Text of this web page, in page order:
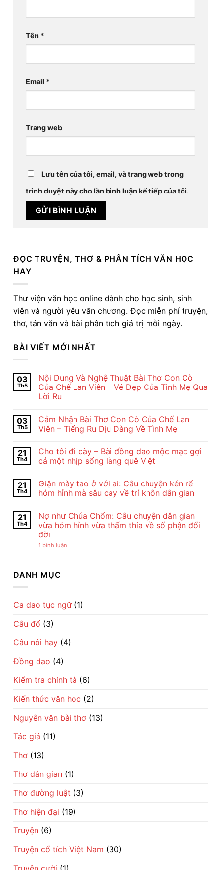
Tên *
Email *
Trang web
Lưu tên của tôi, email, và trang web trong
trình duyệt này cho lần bình luận kế tiếp của tôi.
ĐỌC TRUYỆN, THƠ & PHÂN TÍCH VĂN HỌC
HAY
Thư viện văn học online dành cho học sinh, sinh
viên và người yêu văn chương. Đọc miễn phí truyện,
thơ, tản văn và bài phân tích giá trị mỗi ngày.
BÀI VIẾT MỚI NHẤT
03
Th5
Nội Dung Và Nghệ Thuật Bài Thơ Con Cò
Của Chế Lan Viên – Vẻ Đẹp Của Tình Mẹ Qua
Lời Ru
bình
luận
ở
Và
Nghệ
Thuật
Con
Cò
Của
Viên
–
Vẻ
Đẹp
Của
Tình
Ru
03
Th5
Cảm Nhận Bài Thơ Con Cò Của Chế Lan
Viên – Tiếng Ru Dịu Dàng Về Tình Mẹ
bình
luận
ở
Bài
Thơ
Con
Chế
Lan
Viên
–
Tiếng
Ru
Tình
21
Th4
Cho tôi đi cày – Bài đồng dao mộc mạc gợi
cả một nhịp sống làng quê Việt
bình
luận
ở
đi
cày
–
Bài
đồng
dao
cả
quê
21
Th4
Giận mày tao ở với ai: Câu chuyện kén rể
hóm hỉnh mà sâu cay về trí khôn dân gian
bình
luận
ở
Giận
mày
tao
Câu
chuyện
hỉnh
sâu
cay
trí
khôn
gian
21
Th4
Nợ như Chúa Chổm: Câu chuyện dân gian
vừa hóm hỉnh vừa thấm thía về số phận đổi
đời
1 bình luận
vừa
hóm
về
số
DANH MỤC
Ca dao tục ngữ(1)
Câu đố (3)
Câu nói hay (4)
Đồng dao (4)
Kiểm tra chính tả (6)
Kiến thức văn học (2)
Nguyên văn bài thơ (13)
Tác giả (11)
Thơ (13)
Thơ dân gian (1)
Thơ đường luật (3)
Thơ hiện đại (19)
Truyện (6)
Truyện cổ tích Việt Nam (30)
Truyện cười (1)